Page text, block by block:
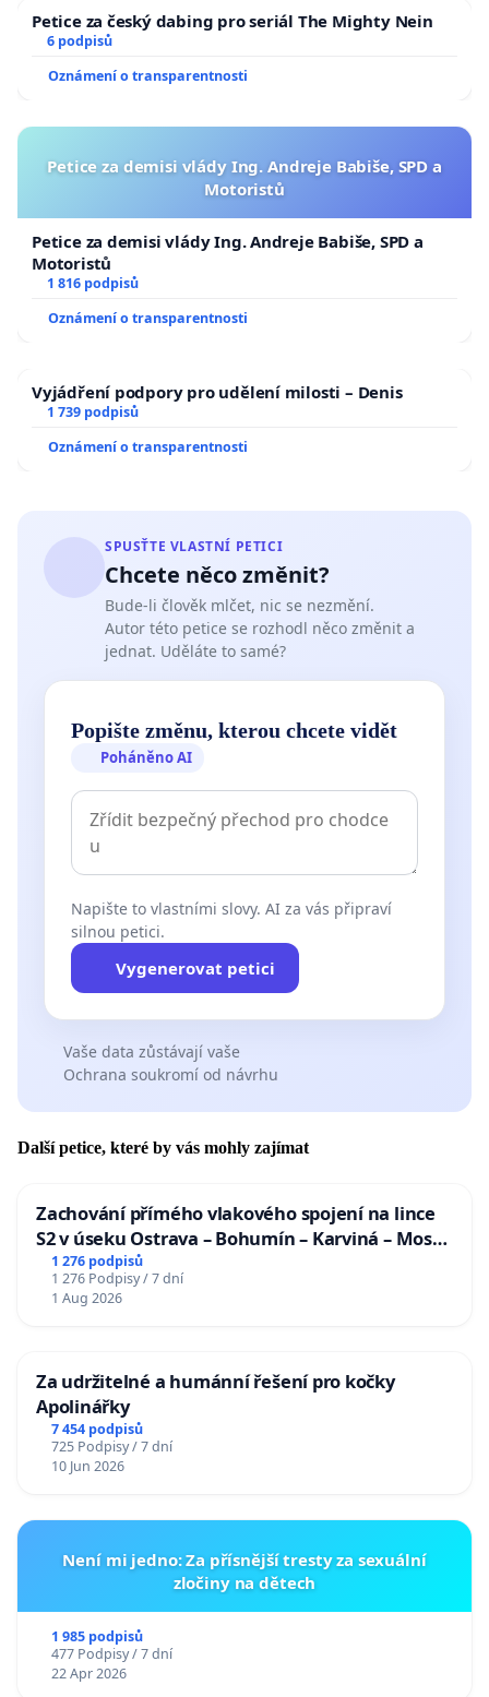
Petice za český dabing pro seriál The Mighty Nein
6 podpisů
Oznámení o transparentnosti
Petice za demisi vlády Ing. Andreje Babiše, SPD a
Motoristů
Petice za demisi vlády Ing. Andreje Babiše, SPD a
Motoristů
1 816 podpisů
Oznámení o transparentnosti
Vyjádření podpory pro udělení milosti – Denis
1 739 podpisů
Oznámení o transparentnosti
SPUSŤTE VLASTNÍ PETICI
Chcete něco změnit?
Bude-li člověk mlčet, nic se nezmění.
Autor této petice se rozhodl něco změnit a
jednat. Uděláte to samé?
Popište změnu, kterou chcete vidět
Poháněno AI
Napište to vlastními slovy. AI za vás připraví
silnou petici.
Vygenerovat petici
Vaše data zůstávají vaše
Ochrana soukromí od návrhu
Další petice, které by vás mohly zajímat
Zachování přímého vlakového spojení na lince
S2 v úseku Ostrava – Bohumín – Karviná – Mosty
u Jablunkova
1 276 podpisů
1 276 Podpisy / 7 dní
1 Aug 2026
Za udržitelné a humánní řešení pro kočky
Apolinářky
7 454 podpisů
725 Podpisy / 7 dní
10 Jun 2026
Není mi jedno: Za přísnější tresty za sexuální
zločiny na dětech
1 985 podpisů
477 Podpisy / 7 dní
22 Apr 2026